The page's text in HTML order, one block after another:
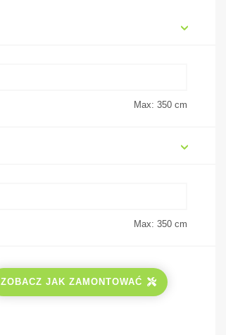
Max: 350 cm
Max: 350 cm
ZOBACZ JAK ZAMONTOWAĆ